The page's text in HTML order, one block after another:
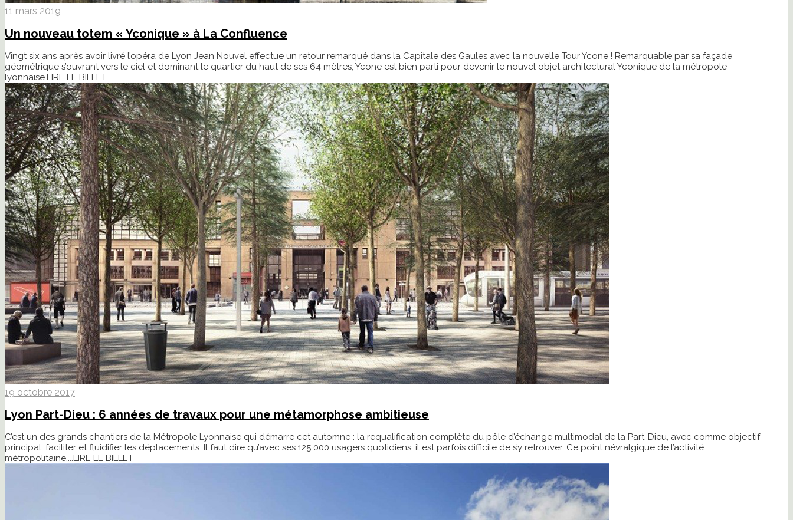
11 mars 2019
Un nouveau totem « Yconique » à La Confluence
Vingt six ans après avoir livré l’opéra de Lyon Jean Nouvel effectue un retour remarqué dans la Capitale des Gaules avec la nouvelle Tour Ycone ! Remarquable par sa façade
géométrique s’ouvrant vers le ciel et dominant le quartier du haut de ses 64 mètres, Ycone est bien parti pour devenir le nouvel objet architectural Yconique de la métropole
lyonnaise. LIRE LE BILLET
19 octobre 2017
Lyon Part-Dieu : 6 années de travaux pour une métamorphose ambitieuse
C’est un des grands chantiers de la Métropole Lyonnaise qui démarre cet automne : la requalification complète du pôle d’échange multimodal de la Part-Dieu, avec comme objectif
principal, faciliter et fluidifier les déplacements. Il faut dire qu’avec ses 125 000 usagers quotidiens, il est parfois difficile de s’y retrouver. Ce point névralgique de l’activité
métropolitaine,...LIRE LE BILLET